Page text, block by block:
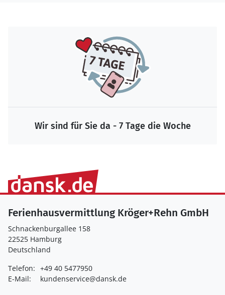
Wir sind für Sie da - 7 Tage die Woche
Ferienhausvermittlung Kröger+Rehn GmbH
Schnackenburgallee 158
22525 Hamburg
Deutschland
Telefon: +49 40 5477950
E-Mail:
kundenservice@dansk.de